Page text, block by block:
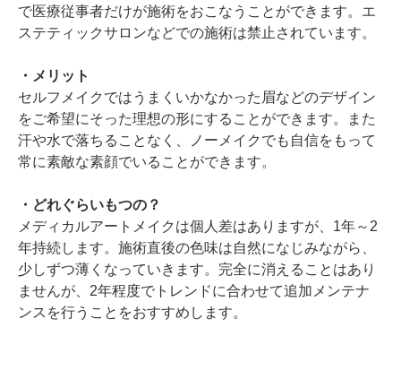
で医療従事者だけが施術をおこなうことができます。エ
ステティックサロンなどでの施術は禁止されています。
・メリット
セルフメイクではうまくいかなかった眉などのデザイン
をご希望にそった理想の形にすることができます。また
汗や水で落ちることなく、ノーメイクでも自信をもって
常に素敵な素顔でいることができます。
・どれぐらいもつの？
メディカルアートメイクは個人差はありますが、1年～2
年持続します。施術直後の色味は自然になじみながら、
少しずつ薄くなっていきます。完全に消えることはあり
ませんが、2年程度でトレンドに合わせて追加メンテナ
ンスを行うことをおすすめします。